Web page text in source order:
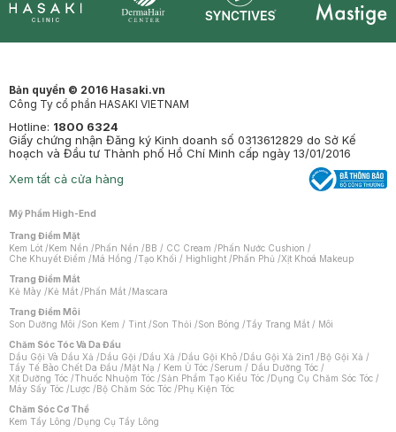
Bản quyền © 2016 Hasaki.vn
Công Ty cổ phần HASAKI VIETNAM
Hotline: 1800 6324
Giấy chứng nhận Đăng ký Kinh doanh số 0313612829 do Sở Kế
hoạch và Đầu tư Thành phố Hồ Chí Minh cấp ngày 13/01/2016
Xem tất cả cửa hàng
Mỹ Phẩm High-End
Trang Điểm Mặt
Kem Lót /Kem Nền /Phấn Nền /BB / CC Cream /Phấn Nước Cushion /
Che Khuyết Điểm /Má Hồng /Tạo Khối / Highlight /Phấn Phủ /Xịt Khoá Makeup
Trang Điểm Mắt
Kẻ Mày /Kẻ Mắt /Phấn Mắt /Mascara
Trang Điểm Môi
Son Dưỡng Môi /Son Kem / Tint /Son Thỏi /Son Bóng /Tẩy Trang Mắt / Môi
Chăm Sóc Tóc Và Da Đầu
Dầu Gội Và Dầu Xả /Dầu Gội /Dầu Xả /Dầu Gội Khô /Dầu Gội Xả 2in1 /Bộ Gội Xả /
Tẩy Tế Bào Chết Da Đầu /Mặt Nạ / Kem Ủ Tóc /Serum / Dầu Dưỡng Tóc /
Xịt Dưỡng Tóc /Thuốc Nhuộm Tóc /Sản Phẩm Tạo Kiểu Tóc /Dụng Cụ Chăm Sóc Tóc /
Máy Sấy Tóc /Lược /Bộ Chăm Sóc Tóc /Phụ Kiện Tóc
Chăm Sóc Cơ Thể
Kem Tẩy Lông /Dụng Cụ Tẩy Lông